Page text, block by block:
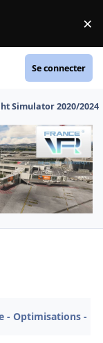
×
Se connecter
Simulator 2020/2024
- Optimisations -